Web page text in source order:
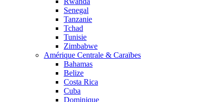
Senegal
Tanzanie
Tchad
Tunisie
Zimbabwe
Amérique Centrale & Caraïbes
Bahamas
Belize
Costa Rica
Cuba
Dominique